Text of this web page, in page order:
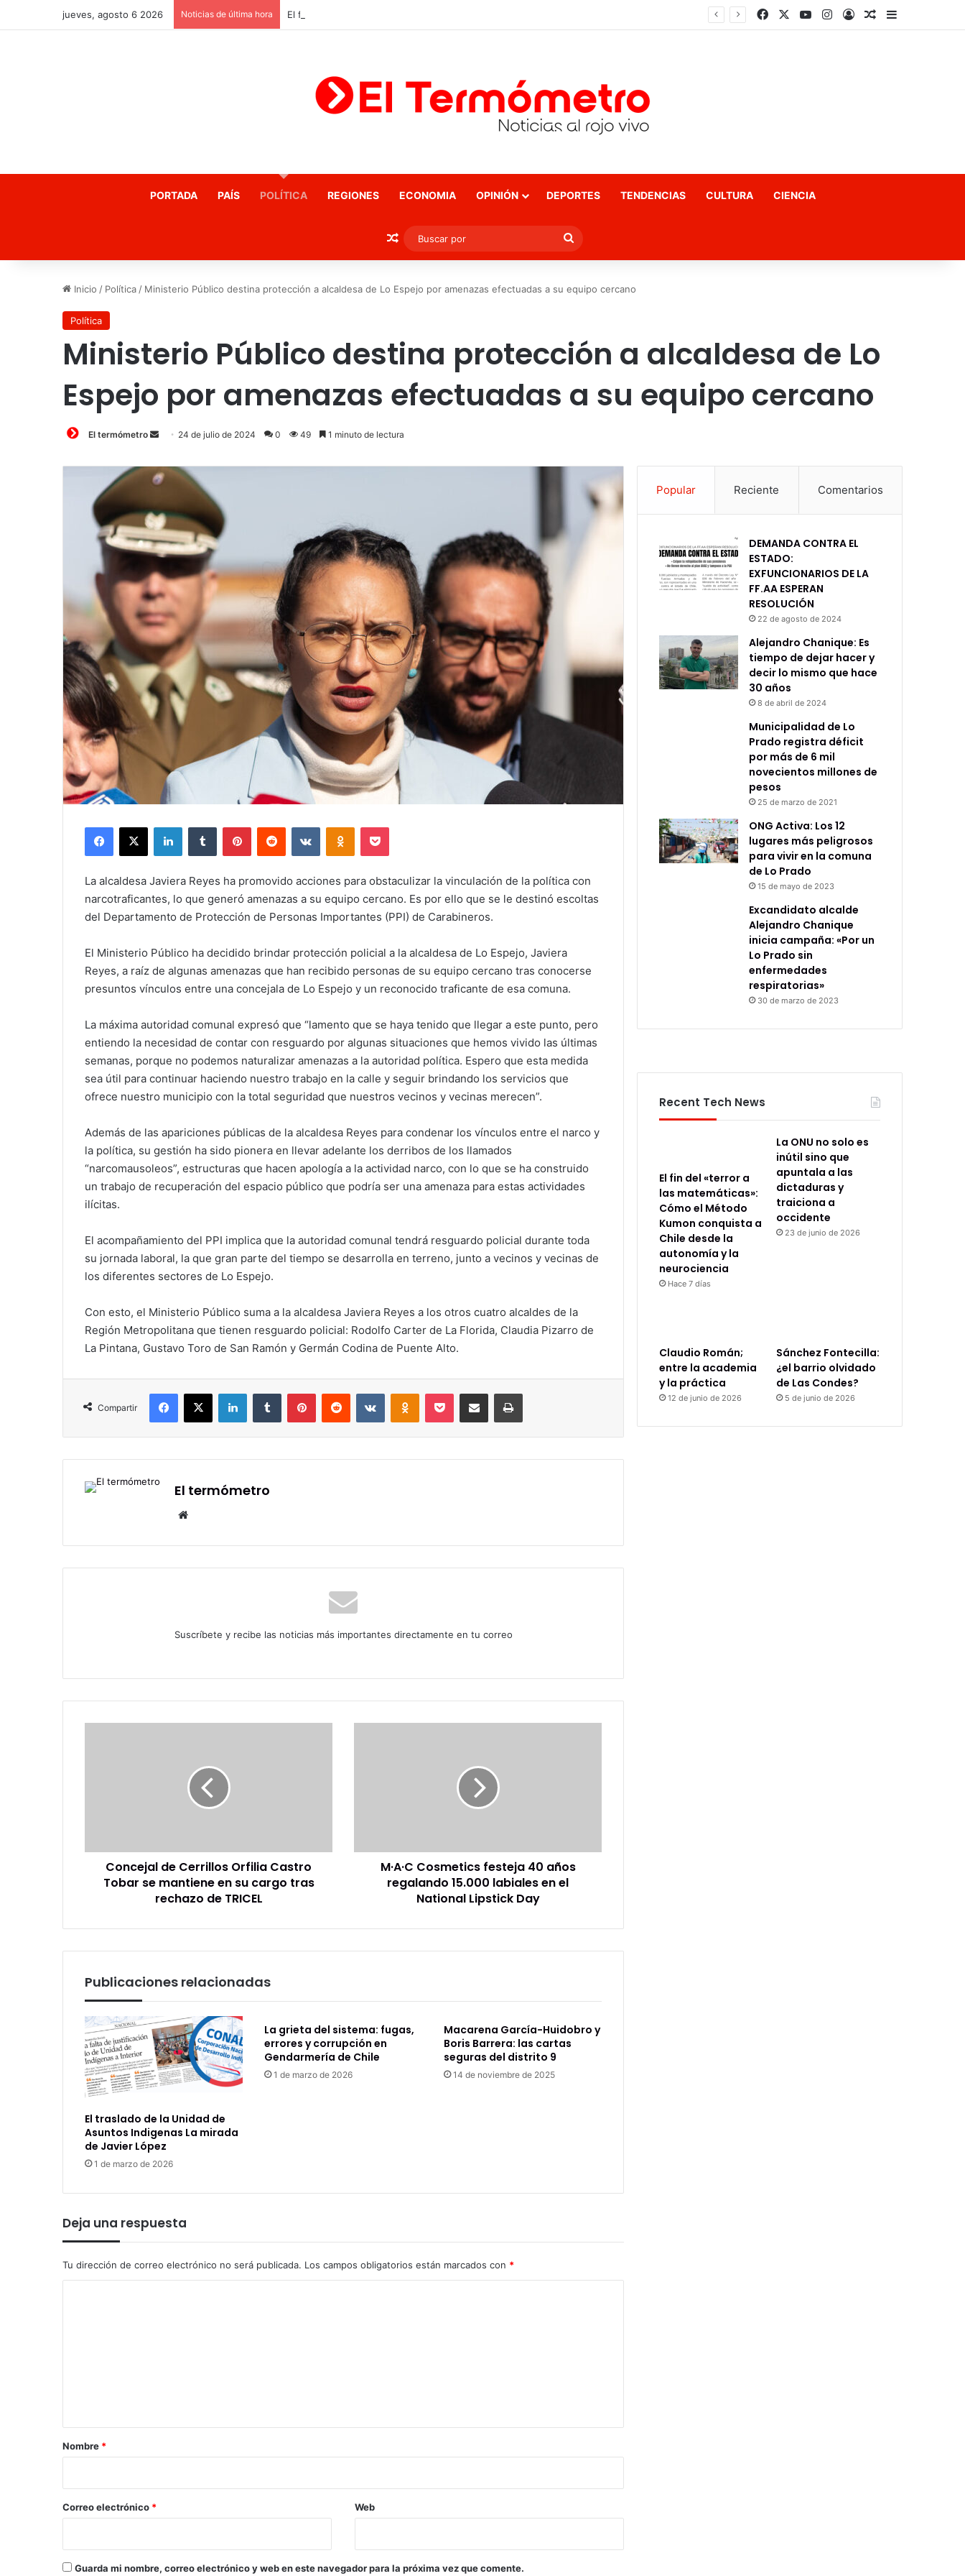
jueves, agosto 6 2026 Noticias de última hora FacebookYouTubeInstagram
AccesoPublicación al
Barra lateral
PORTADA PAÍS POLÍTICA REGIONES ECONOMIA OPINIÓN DEPORTES TENDENCIAS CULTURA CIENCIA
Publicación al azar
Buscar
por
Inicio / Política / Ministerio Público destina protección a alcaldesa de Lo Espejo por amenazas efectuadas a su equipo cercano
Política
Ministerio Público destina protección a alcaldesa de Lo
Espejo por amenazas efectuadas a su equipo cercano
El termómetro
Send
email
24 de julio de 2024 0 49 1 minuto de lectura
Facebook
X LinkedInTumblr PinterestReddit VKontakteOdnoklassniki
Pocket
La alcaldesa Javiera Reyes ha promovido acciones para obstaculizar la vinculación de la política con
narcotraficantes, lo que generó amenazas a su equipo cercano. Es por ello que se le destinó escoltas
del Departamento de Protección de Personas Importantes (PPI) de Carabineros.
El Ministerio Público ha decidido brindar protección policial a la alcaldesa de Lo Espejo, Javiera
Reyes, a raíz de algunas amenazas que han recibido personas de su equipo cercano tras conocerse
presuntos vínculos entre una concejala de Lo Espejo y un reconocido traficante de esa comuna.
La máxima autoridad comunal expresó que “lamento que se haya tenido que llegar a este punto, pero
entiendo la necesidad de contar con resguardo por algunas situaciones que hemos vivido las últimas
semanas, porque no podemos naturalizar amenazas a la autoridad política. Espero que esta medida
sea útil para continuar haciendo nuestro trabajo en la calle y seguir brindando los servicios que
ofrece nuestro municipio con la total seguridad que nuestros vecinos y vecinas merecen”.
Además de las apariciones públicas de la alcaldesa Reyes para condenar los vínculos entre el narco y
la política, su gestión ha sido pionera en llevar adelante los derribos de los llamados
“narcomausoleos”, estructuras que hacen apología a la actividad narco, con lo que se ha construido
un trabajo de recuperación del espacio público que podría ser una amenaza para estas actividades
ilícitas.
El acompañamiento del PPI implica que la autoridad comunal tendrá resguardo policial durante toda
su jornada laboral, la que gran parte del tiempo se desarrolla en terreno, junto a vecinos y vecinas de
los diferentes sectores de Lo Espejo.
Con esto, el Ministerio Público suma a la alcaldesa Javiera Reyes a los otros cuatro alcaldes de la
Región Metropolitana que tienen resguardo policial: Rodolfo Carter de La Florida, Claudia Pizarro de
La Pintana, Gustavo Toro de San Ramón y Germán Codina de Puente Alto.
Compartir
Facebook
X LinkedInTumblr PinterestReddit VKontakteOdnoklassniki
Pocket Compartir por correo electrónicoImprimir
El termómetro
Suscríbete y recibe las noticias más importantes directamente en tu correo
en
cargo
de
Concejal de Cerrillos Orfilia Castro
Tobar se mantiene en su cargo tras
rechazo de TRICEL
en
National
M·A·C Cosmetics festeja 40 años
regalando 15.000 labiales en el
National Lipstick Day
Publicaciones relacionadas
El traslado de la Unidad de
Asuntos Indigenas La mirada
de Javier López
1 de marzo de 2026
La grieta del sistema: fugas,
errores y corrupción en
Gendarmería de Chile
1 de marzo de 2026
Macarena García-Huidobro y
Boris Barrera: las cartas
seguras del distrito 9
14 de noviembre de 2025
Deja una respuesta
Tu dirección de correo electrónico no será publicada. Los campos obligatorios están marcados con *
r
*
Nombre *
Correo electrónico * Web
Guarda mi nombre, correo electrónico y web en este navegador para la próxima vez que comente.
Popular Reciente Comentarios
DEMANDA CONTRA EL
ESTADO:
EXFUNCIONARIOS DE LA
FF.AA ESPERAN
RESOLUCIÓN
22 de agosto de 2024
Alejandro Chanique: Es
tiempo de dejar hacer y
decir lo mismo que hace
30 años
8 de abril de 2024
Municipalidad de Lo
Prado registra déficit
por más de 6 mil
novecientos millones de
pesos
25 de marzo de 2021
ONG Activa: Los 12
lugares más peligrosos
para vivir en la comuna
de Lo Prado
15 de mayo de 2023
Excandidato alcalde
Alejandro Chanique
inicia campaña: «Por un
Lo Prado sin
enfermedades
respiratorias»
30 de marzo de 2023
Recent Tech News
El fin del «terror a
las matemáticas»:
Cómo el Método
Kumon conquista a
Chile desde la
autonomía y la
neurociencia
Hace 7 días
La ONU no solo es
inútil sino que
apuntala a las
dictaduras y
traiciona a
occidente
23 de junio de 2026
Claudio Román;
entre la academia
y la práctica
12 de junio de 2026
Sánchez Fontecilla:
¿el barrio olvidado
de Las Condes?
5 de junio de 2026